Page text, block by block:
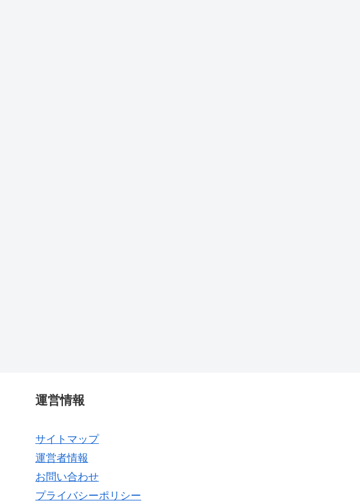
運営情報
サイトマップ
運営者情報
お問い合わせ
プライバシーポリシー